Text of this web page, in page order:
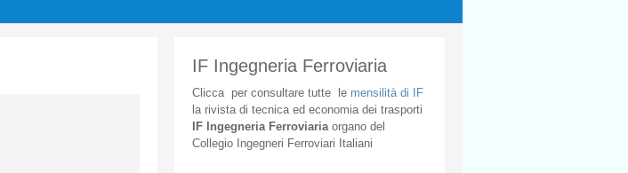
IF Ingegneria Ferroviaria
Cliccaper consultare tuttele mensilità di IF
la rivista di tecnica ed economia dei trasporti
IF Ingegneria Ferroviaria organodel
Collegio
Ingegneri Ferroviari Italiani